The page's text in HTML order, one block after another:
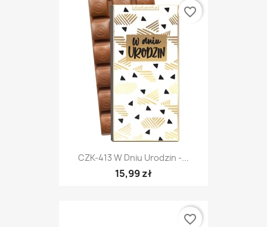
CZK-413 W Dniu Urodzin -...
15,99 zł
favorite_border
favorite_border